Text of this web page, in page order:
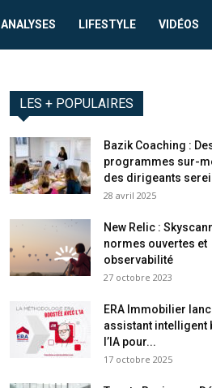
ANALYSES LIFESTYLE VIDÉOS
LES + POPULAIRES
Bazik Coaching :
programmes sur-
des dirigeants
28 avril 2025
New Relic :
normes ouvertes et
observabilité
27 octobre 2023
ERA Immobilier
assistant intelligent
l’IA pour...
17 octobre 2025